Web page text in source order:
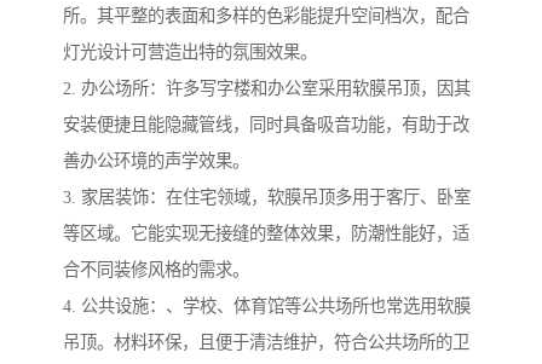
所。其平整的表面和多样的色彩能提升空间档次，配合
灯光设计可营造出特的氛围效果。
2. 办公场所：许多写字楼和办公室采用软膜吊顶，因其
安装便捷且能隐藏管线，同时具备吸音功能，有助于改
善办公环境的声学效果。
3. 家居装饰：在住宅领域，软膜吊顶多用于客厅、卧室
等区域。它能实现无接缝的整体效果，防潮性能好，适
合不同装修风格的需求。
4. 公共设施：、学校、体育馆等公共场所也常选用软膜
吊顶。材料环保，且便于清洁维护，符合公共场所的卫